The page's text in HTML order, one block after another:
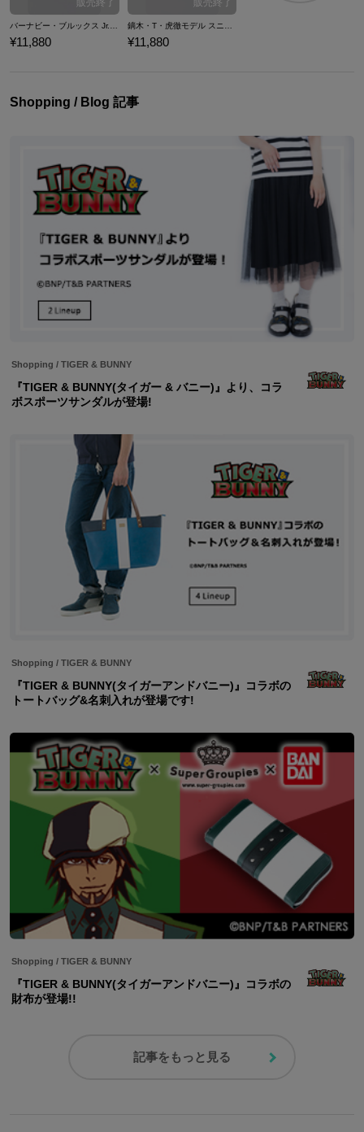
バーナビー・ブルックス Jr.モデル スニーカー TIGER & BUNNY
¥11,880
鏑木・T・虎徹モデル スニーカー TIGER & BUNNY
¥11,880
Shopping / Blog 記事
Shopping / TIGER & BUNNY
『TIGER & BUNNY(タイガー & バニー)』より、コラ
ボスポーツサンダルが登場!
Shopping / TIGER & BUNNY
『TIGER & BUNNY(タイガーアンドバニー)』コラボの
トートバッグ&名刺入れが登場です!
Shopping / TIGER & BUNNY
『TIGER & BUNNY(タイガーアンドバニー)』コラボの
財布が登場!!
記事をもっと見る